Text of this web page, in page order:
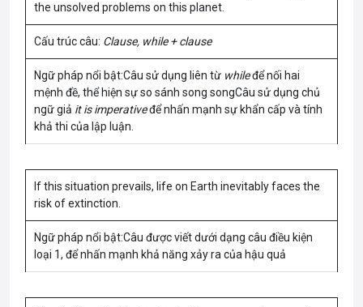
the unsolved problems on this planet.
Cấu trúc câu: Clause, while + clause
Ngữ pháp nổi bật:Câu sử dụng liên từ whileđể nối hai
mệnh đề, thể hiện sự so sánh song songCâu sử dụng chủ
ngữ giả it is imperativeđể nhấn mạnh sự khẩn cấp và tính
khả thi của lập luận.
If this situation prevails, life on Earth inevitably faces the
risk of extinction.
Ngữ pháp nổi bật:Câu được viết dưới dạng câu điều kiện
loại 1, để nhấn mạnh khả năng xảy ra của hậu quả